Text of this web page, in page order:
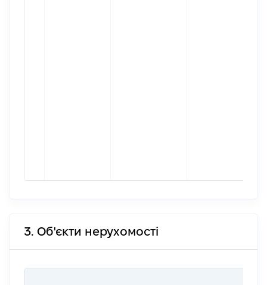
3. Об'єкти нерухомості